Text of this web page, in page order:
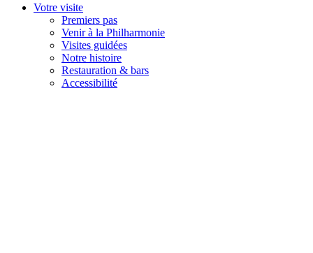
Votre visite
Premiers pas
Venir à la Philharmonie
Visites guidées
Notre histoire
Restauration & bars
Accessibilité